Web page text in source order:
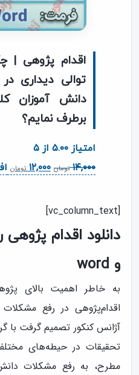
اقدام پژوهی |
توالی دیداری
دانش آموزان
برطرف نمایم؟
امتیاز ۵.۰۰ از ۵
۱۴,۰۰۰ تومان قیمت
بود.
۱۲,۰۰۰ تومان
[vc_column_text]
و word
به خاطر اهمیت بالای
اقدام‌پژوهی در رفع
آژانس کنکور تصمیم گرفت با
تحقیقات در حیطه‌های
مطرح، به رفع مشکلات